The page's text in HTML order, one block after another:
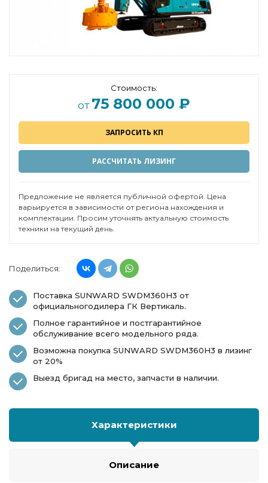
Стоимость:
от 75 800 000 ₽
ЗАПРОСИТЬ КП
РАССЧИТАТЬ ЛИЗИНГ
Предложение не является публичной офертой. Цена
варьируется в зависимости от региона нахождения и
комплектации. Просим уточнять актуальную стоимость
техники на текущий день.
Поделиться:
Поставка SUNWARD SWDM360H3 от
официальногодилера ГК Вертикаль.
Полное гарантийное и постгарантийное
обслуживание всего модельного ряда.
Возможна покупка SUNWARD SWDM360H3 в лизинг
от 20%
Выезд бригад на место, запчасти в наличии.
Характеристики
Описание